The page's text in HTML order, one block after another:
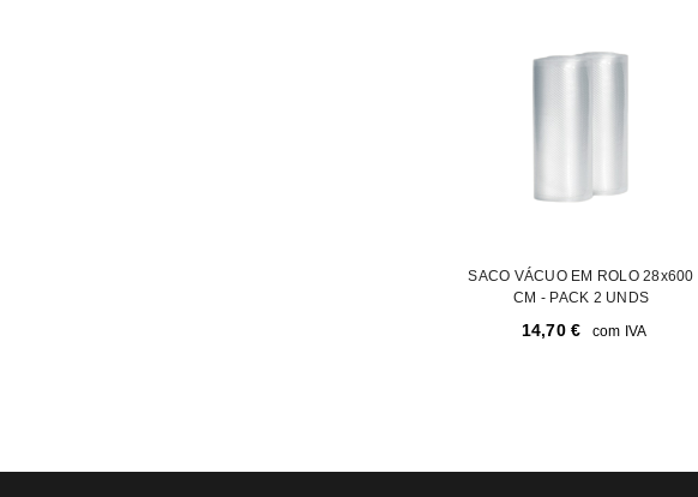
SACO VÁCUO EM ROLO 28x600
CM - PACK 2 UNDS
14,70€ com IVA